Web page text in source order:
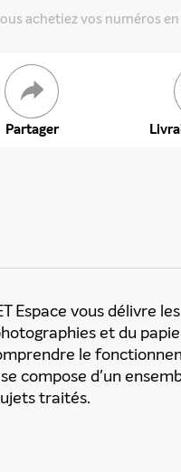
achetiez vos numéros
Partager
Espace vous délivre
et du
le
compose d'un
traités.